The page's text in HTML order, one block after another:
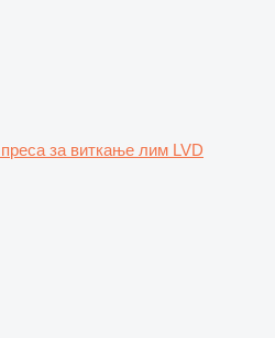
преса за виткање лим LVD